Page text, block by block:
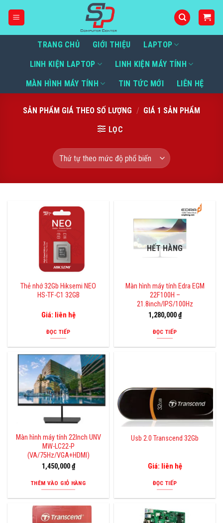
TRANG CHỦ GIỚI THIỆU LAPTOP
LINH KIỆN LAPTOP LINH KIỆN MÁY TÍNH
MÀN HÌNH MÁY TÍNH TIN TỨC MỚI LIÊN HỆ
SẢN PHẨM GIÁ THEO SỐ LƯỢNG / GIÁ 1 SẢN PHẨM
LỌC
Thẻ nhớ 32Gb Hiksemi NEO
HS-TF-C1 32GB
Giá: liên hệ
ĐỌC TIẾP
HẾT HÀNG
Màn hình máy tính Edra EGM
22F100H –
21.8inch/IPS/100Hz
1,280,000₫
ĐỌC TIẾP
Màn hình máy tính 22Inch UNV
MW-LC22-P
(VA/75Hz/VGA+HDMI)
1,450,000₫
THÊM VÀO GIỎ HÀNG
Usb 2.0 Transcend 32Gb
Giá: liên hệ
ĐỌC TIẾP